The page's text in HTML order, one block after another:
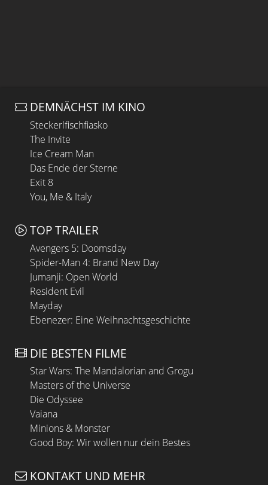
DEMNÄCHST IM KINO
Steckerlfischfiasko
The Invite
Ice Cream Man
Das Ende der Sterne
Exit 8
You, Me & Italy
TOP TRAILER
Avengers 5: Doomsday
Spider-Man 4: Brand New Day
Jumanji: Open World
Resident Evil
Mayday
Ebenezer: Eine Weihnachtsgeschichte
DIE BESTEN FILME
Star Wars: The Mandalorian and Grogu
Masters of the Universe
Die Odyssee
Vaiana
Minions & Monster
Good Boy: Wir wollen nur dein Bestes
KONTAKT UND MEHR